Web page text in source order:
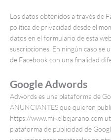
Los datos obtenidos a través de
política de privacidad desde el
datos en el formulario de esta
suscripciones. En ningún caso
de Facebook con una finalidad
Google Adwords
Adwords es una plataforma de
ANUNCIANTES que quieren
https://www.mikelbejarano.com
plataforma de publicidad de